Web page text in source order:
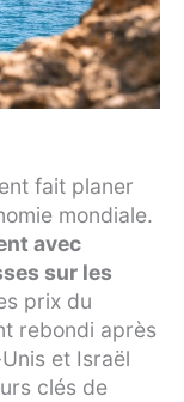
fait planer
mondiale.
avec
sur les
prix du
rebondi après
et Israël
clés de